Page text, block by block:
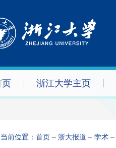
页 浙江大学主页
当前位置： 首页 浙大报道 学术